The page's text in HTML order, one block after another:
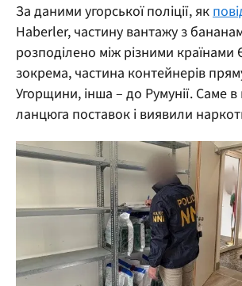
За даними угорської поліції, як
Haberler, частину вантажу з
розподілено між різними країнами
зокрема, частина контейнерів
Угорщини, інша – до Румунії. Саме
ланцюга поставок і виявили